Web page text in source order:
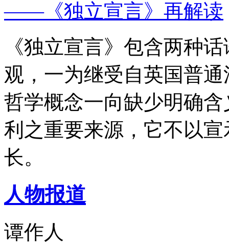
——《独立宣言》再解读
《独立宣言》包含两种
观，一为继受自英国普
哲学概念一向缺少明确
利之重要来源，它不以
长。
人物报道
谭作人